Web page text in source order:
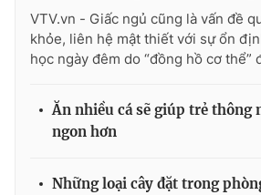
VTV.vn - Giấc ngủ cũng là vấn đề
khỏe, liên hệ mật thiết với sự ổn
học ngày đêm do “đồng hồ cơ thể”
Ăn nhiều cá sẽ giúp trẻ thông
ngon hơn
Những loại cây đặt trong